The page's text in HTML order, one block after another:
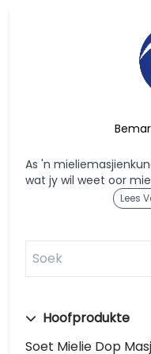
As 'n
wat jy wil weet oor
Lees
Hoofprodukte
Soet Mielie Dop